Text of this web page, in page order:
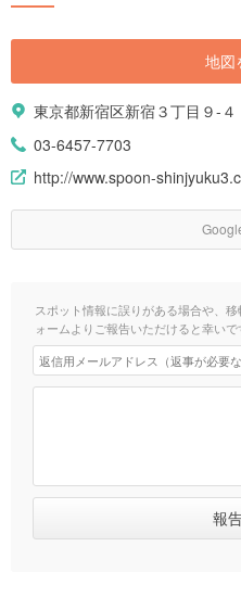
地図
東京都新宿区新宿３丁目９-４
03-6457-7703
http://www.spoon-
スポット情報に誤りがある場合や、
ォームよりご報告いただけると幸いで